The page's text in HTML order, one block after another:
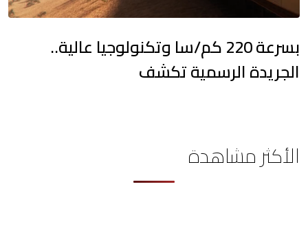
بسرعة 220 كم/سا وتكنولوجيا عالية..
الجريدة الرسمية تكشف
الأكثر مشاهدة